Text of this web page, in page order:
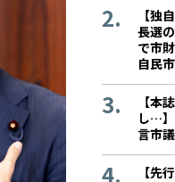
【独
長選
で市
自民
【本
し…
言市
【先